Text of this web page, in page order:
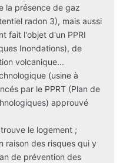
la présence de gaz
radon 3), mais aussi
fait l'objet d'un PPRI
Inondations), de
volcanique...
(usine à
par le PPRT (Plan de
approuvé
le logement ;
raison des risques qui y
de prévention des